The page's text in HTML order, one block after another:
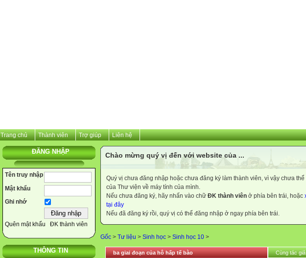
Trang chủ Thành viên Trợ giúp Liên hệ
ĐĂNG NHẬP
Tên truy nhập
Mật khẩu
Ghi nhớ
Quên mật khẩu ĐK thành viên
THÔNG TIN
Chào mừng quý vị đến với website của ...
Quý vị chưa đăng nhập hoặc chưa đăng ký làm thành viên, vì vậy chưa
của Thư viện về máy tính của mình.
Nếu chưa đăng ký, hãy nhấn vào chữ ĐK thành viên ở phía bên trái, hoặc
tại đây
Nếu đã đăng ký rồi, quý vị có thể đăng nhập ở ngay phía bên trái.
Gốc > Tư liệu > Sinh học > Sinh học 10 >
ba giai đoạn của hô hấp tế bào Cùng tác giả